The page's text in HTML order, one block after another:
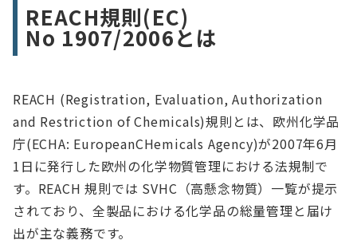
REACH規則(EC)
No 1907/2006とは
REACH (Registration, Evaluation, Authorization
and Restriction of Chemicals)規則とは、欧州化学品
庁(ECHA: EuropeanCHemicals Agency)が2007年6月
1日に発行した欧州の化学物質管理における法規制で
す。REACH 規則では SVHC（高懸念物質）一覧が提示
されており、全製品における化学品の総量管理と届け
出が主な義務です。